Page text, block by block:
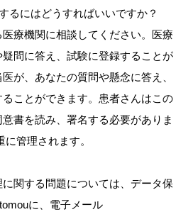
るにはどうすればいいですか？
療機関に相談してください。医療
問に答え、試験に登録することが
が、あなたの質問や懸念に答え、
ことができます。患者さんはこの
書を読み、署名する必要がありま
管理されます。
関する問題については、データ保
に、電子メール